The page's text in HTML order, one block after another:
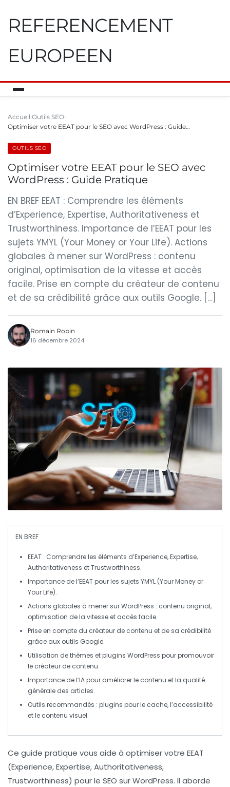
REFERENCEMENT
EUROPEEN
Accueil Outils SEO
Optimiser votre EEAT pour le SEO avec WordPress : Guide…
OUTILS SEO
Optimiser votre EEAT pour le SEO avec
WordPress : Guide Pratique
EN BREF EEAT : Comprendre les éléments
d’Experience, Expertise, Authoritativeness et
Trustworthiness. Importance de l’EEAT pour les
sujets YMYL (Your Money or Your Life). Actions
globales à mener sur WordPress : contenu
original, optimisation de la vitesse et accès
facile. Prise en compte du créateur de contenu
et de sa crédibilité grâce aux outils Google. […]
Romain Robin
16 décembre 2024
EN BREF
EEAT : Comprendre les éléments d’Experience,Expertise,
Authoritativeness etTrustworthiness.
Importance de l’EEATpour les sujets YMYL (Your Money or
Your Life).
Actions globales à mener surWordPress : contenu original,
optimisation de la vitesse et accès facile.
Prise en compte du créateur de contenu et de sa crédibilité
grâce aux outils Google.
Utilisation de thèmes et plugins WordPress pour promouvoir
le créateur de contenu.
Importance de l’IApour améliorer le contenu et la qualité
générale des articles.
Outils recommandés : plugins pour le cache, l’accessibilité
et le contenu visuel.
Ce guide pratique vous aide à optimiser votre EEAT
(Experience, Expertise, Authoritativeness,
Trustworthiness) pour le SEO surWordPress. Il aborde